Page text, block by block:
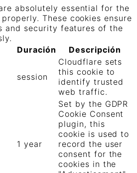
absolutely essential for the
These cookies ensure
and security features of the
Duración Descripción
session
Cloudflare sets
this cookie to
identify trusted
web traffic.
1 year
Set by the GDPR
Cookie Consent
plugin, this
cookie is used to
record the user
consent for the
cookies in the